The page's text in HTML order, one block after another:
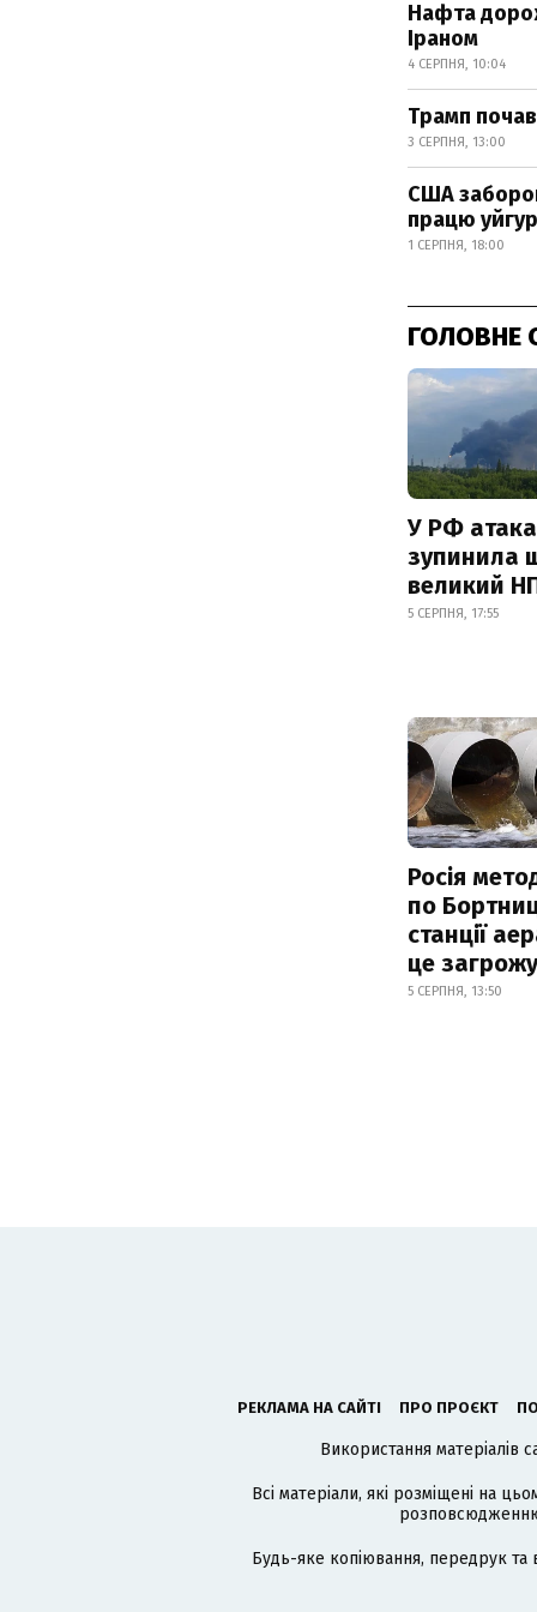
Нафта
Іраном
4 СЕРПНЯ, 10:04
Трамп
3 СЕРПНЯ, 13:00
США
працю
1 СЕРПНЯ, 18:00
ГОЛОВНЕ
У РФ
зупинила
великий
5 СЕРПНЯ, 17:55
Росія
по
станції
це
5 СЕРПНЯ, 13:50
РЕКЛАМА НА САЙТІ ПРО ПРОЄКТ
Використання матеріалів
Всі матеріали, які розміщені на
розповсюдженню
Будь-яке копіювання, передрук та